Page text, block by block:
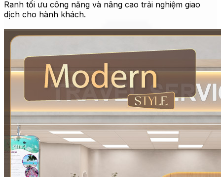
Ranh tối ưu công năng và nâng cao trải nghiệm giao
dịch cho hành khách.